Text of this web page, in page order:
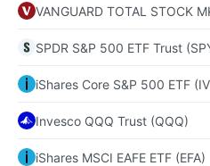
VANGUARD TOTAL STOCK
SPDR S&P 500 ETF Trust
iShares Core S&P 500 ETF
Invesco QQQ Trust (QQQ)
iShares MSCI EAFE ETF (EFA)